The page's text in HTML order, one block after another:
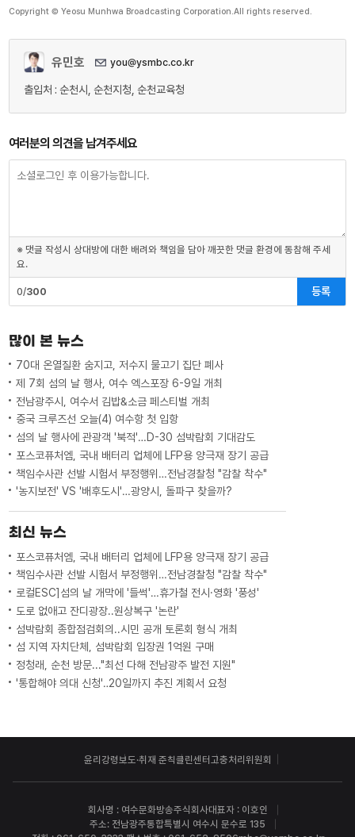
Copyright © Yeosu Munhwa Broadcasting Corporation.All rights reserved.
유민호 you@ysmbc.co.kr
출입처 : 순천시, 순천지청, 순천교육청
여러분의 의견을 남겨주세요
※ 댓글 작성시 상대방에 대한 배려와 책임을 담아 깨끗한 댓글 환경에 동참해 주세
요.
0/300 등록
많이 본 뉴스
70대 온열질환 숨지고, 저수지 물고기 집단 폐사
제 7회 섬의 날 행사, 여수 엑스포장 6-9일 개최
전남광주시, 여수서 김밥&소금 페스티벌 개최
중국 크루즈선 오늘(4) 여수항 첫 입항
섬의 날 행사에 관광객 '북적'…D-30 섬박람회 기대감도
포스코퓨처엠, 국내 배터리 업체에 LFP용 양극재 장기 공급
책임수사관 선발 시험서 부정행위…전남경찰청 "감찰 착수"
'농지보전' VS '배후도시'…광양시, 돌파구 찾을까?
최신 뉴스
포스코퓨처엠, 국내 배터리 업체에 LFP용 양극재 장기 공급
책임수사관 선발 시험서 부정행위…전남경찰청 "감찰 착수"
로컬ESC]섬의 날 개막에 '들썩'…휴가철 전시·영화 '풍성'
도로 없애고 잔디광장..원상복구 '논란'
섬박람회 종합점검회의..시민 공개 토론회 형식 개최
섬 지역 자치단체, 섬박람회 입장권 1억원 구매
정청래, 순천 방문..."최선 다해 전남광주 발전 지원"
'통합해야 의대 신청'‥20일까지 추진 계획서 요청
윤리강령 보도·취재 준칙클린센터 고충처리위원회
회사명 : 여수문화방송주식회사대표자 : 이호인
주소: 전남광주통합특별시 여수시 문수로 135